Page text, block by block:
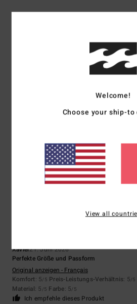
Original anzeigen - Français
5/5
Original anzeigen - Castellano
/5 Preis-Leistungs-Verhältnis
/5 Farbe: 5/5
Ich empfehle dieses Produkt
Xavier21. Juni 2026
Perfekte Größe und Passform
Original anzeigen - Français
Komfort: 5/5 Preis-Leistungs-Verhältnis: 5/5
Material: 5 /5 Farbe: 5/5
Ich empfehle dieses Produkt
Welcome!
Choose your ship-
View all